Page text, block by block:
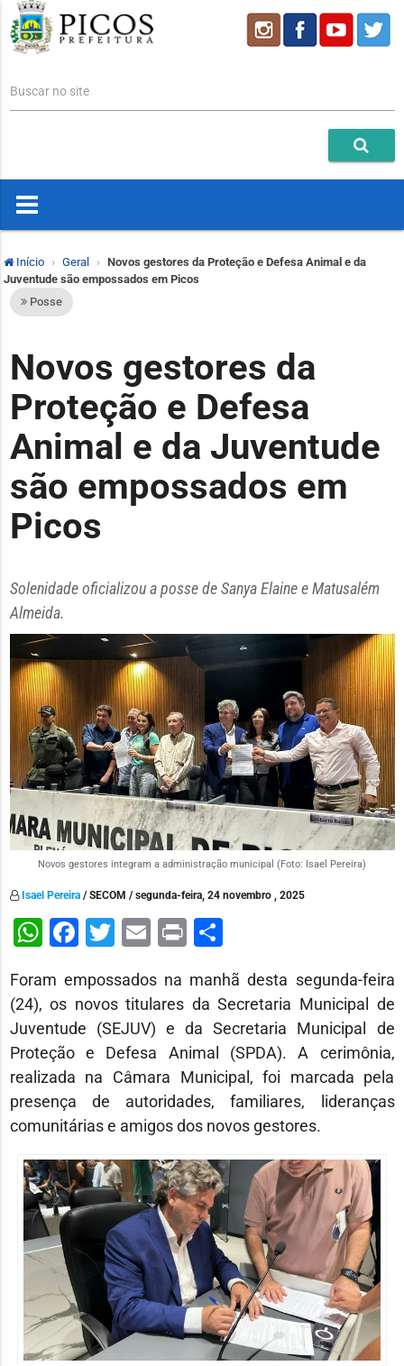
Buscar no site
Início Geral
Novos gestores da Proteção e Defesa Animal e da
Juventude são empossados em Picos
Posse
Novos gestores da
Proteção e Defesa
Animal e da Juventude
são empossados em
Picos
Solenidade oficializou a posse de Sanya Elaine e Matusalém
Almeida.
Novos gestores integram a administração municipal (Foto: Isael Pereira)
Isael Pereira/ SECOM / segunda-feira, 24 novembro , 2025
WhatsApp
Facebook
Twitter
EmailPrint
Foram empossados na manhã desta segunda-feira
(24), os novos titulares da Secretaria Municipal de
Juventude (SEJUV) e da Secretaria Municipal de
Proteção e Defesa Animal (SPDA). A cerimônia,
realizada na Câmara Municipal, foi marcada pela
presença de autoridades, familiares, lideranças
comunitárias e amigos dos novos gestores.